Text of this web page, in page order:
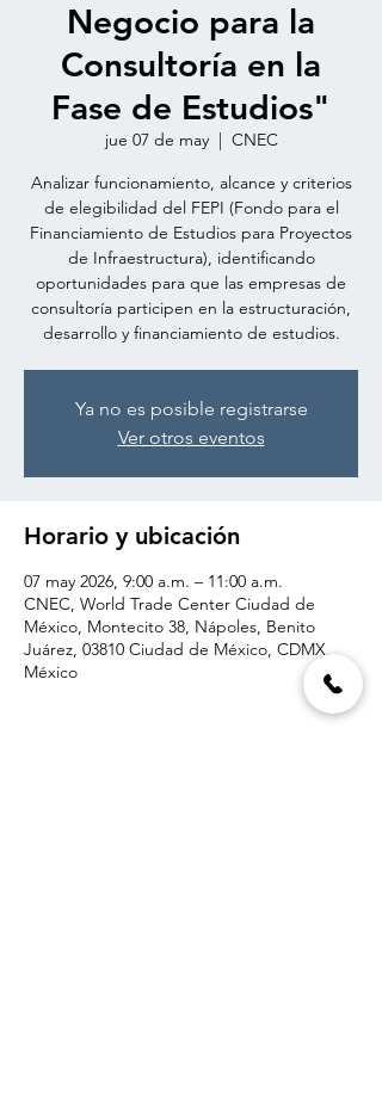
Negocio para la
Consultoría en la
Fase de Estudios"
jue 07 de may
  |
CNEC
Analizar funcionamiento, alcance y criterios
de elegibilidad del FEPI (Fondo para el
Financiamiento de Estudios para Proyectos
de Infraestructura), identificando
oportunidades para que las empresas de
consultoría participen en la estructuración,
desarrollo y financiamiento de estudios.
Ya no es posible registrarse
Ver otros eventos
Horario y ubicación
07 may 2026, 9:00 a.m. – 11:00 a.m.
CNEC, World Trade Center Ciudad de
México, Montecito 38, Nápoles, Benito
Juárez, 03810 Ciudad de México, CDMX,
México